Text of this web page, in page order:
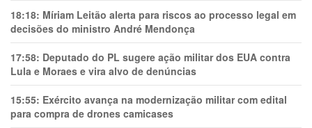
18:18: Míriam Leitão alerta para riscos ao processo legal em
decisões do ministro André Mendonça
17:58: Deputado do PL sugere ação militar dos EUA contra
Lula e Moraes e vira alvo de denúncias
15:55: Exército avança na modernização militar com edital
para compra de drones camicases